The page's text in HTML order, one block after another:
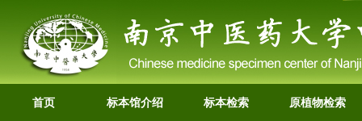
首页 标本馆介绍 标本检索 原植物检索